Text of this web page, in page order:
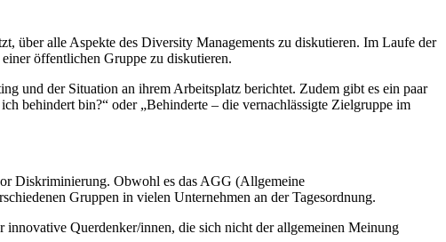
über alle Aspekte des Diversity Managements zu diskutieren. Im Laufe der
öffentlichen Gruppe zu diskutieren.
und der Situation an ihrem Arbeitsplatz berichtet. Zudem gibt es ein paar
behindert bin?“ oder „Behinderte – die vernachlässigte Zielgruppe im
Diskriminierung. Obwohl es das AGG (Allgemeine
Gruppen in vielen Unternehmen an der Tagesordnung.
Querdenker/innen, die sich nicht der allgemeinen Meinung